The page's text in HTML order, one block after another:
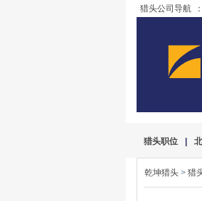
猎头公司导航
猎头职位
乾坤猎头 > 猎